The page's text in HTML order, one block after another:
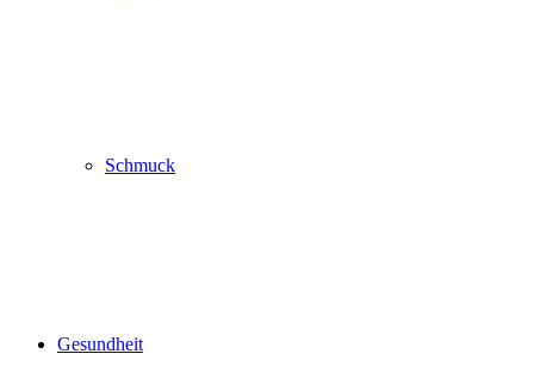
Schmuck
Gesundheit